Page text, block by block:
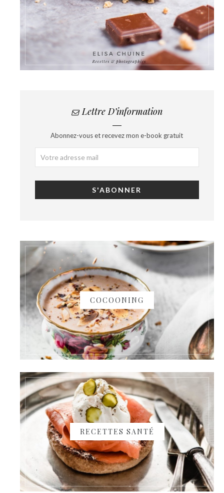
Lettre D’information
Abonnez-vous et recevez mon e-book gratuit
COCOONING
RECETTES SANTÉ